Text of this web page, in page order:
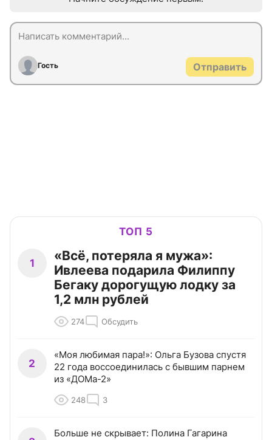
Гость Отправить
ТОП 5
1
«Всё, потеряла я мужа»:
Ивлеева подарила Филиппу
Бегаку дорогущую лодку за
1,2 млн рублей
274 Обсудить
2
«Моя любимая пара!»: Ольга Бузова спустя
22 года воссоединилась с бывшим парнем
из «ДОМа-2»
248 3
Больше не скрывает: Полина Гагарина